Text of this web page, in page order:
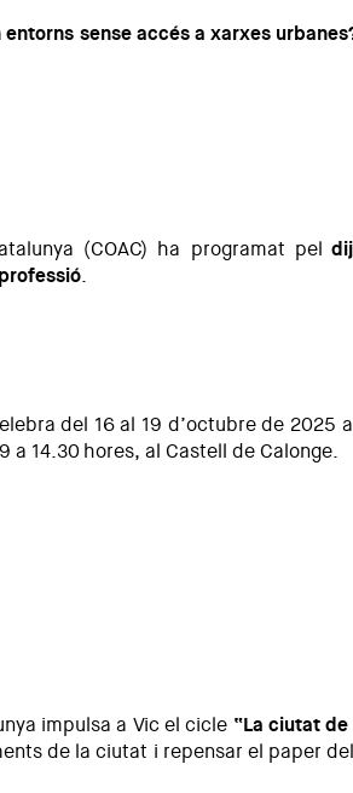
sense accés a xarxes
(COAC) ha programat pel
.
del 16 al 19 d’octubre de 2025
a 14.30 hores, al Castell de Calonge.
impulsa a Vic el cicle “La ciutat
de la ciutat i repensar el paper